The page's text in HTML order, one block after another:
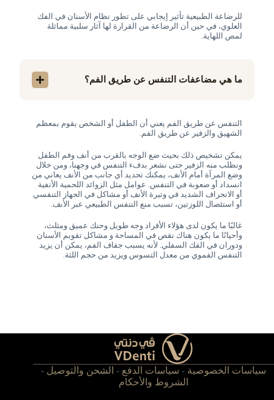
للرضاعة الطبيعية تأثير إيجابي على تطور نظام الأسنان في الفك
العلوي، في حين أن الرضاعة من القرارة لها آثار سلبية مماثلة
لمص اللهاية.
ما هي مضاعفات التنفس عن طريق الفم؟
التنفس عن طريق الفم يعني أن الطفل أو الشخص يقوم بمعظم
الشهيق والزفير عن طريق الفم.
يمكن تشخيص ذلك بحيث ضع الوجه بالقرب من أنف وفم الطفل
ونطلب منه الزفير حتى نشعر بدفء التنفس في وجهنا، ومن خلال
وضع المرآة أمام الأنف، يمكنك تحديد أي جانب من الأنف يعاني من
انسداد أو صعوبة في التنفس. عوامل مثل الزوائد اللحمية الأنفية
أو الانحراف الشديد في وتيرة الأنف أو مشاكل في الجهاز التنفسي
أو استئصال اللوزتين، تسبب منع التنفس الطبيعي عبر الأنف.
غالبًا ما يكون لدى هؤلاء الأفراد وجه طويل وحنك عميق ومثلث،
وأحيانًا ما يكون هناك نقص في المساحة و مشاكل تقويم الأسنان
ودوران في الفك السفلي. لأنه يسبب جفاف الفم، يمكن أن يزيد
التنفس الفموي من معدل التسوس ويزيد من حجم اللثة.
سياسات الخصوصية - سياسات الدفع - الشحن والتوصيل -
الشروط والأحكام